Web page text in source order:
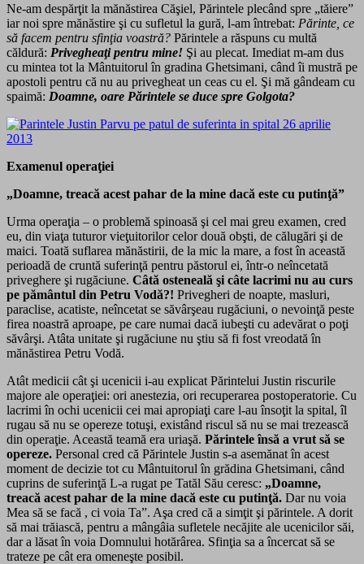
Ne-am despărţit la mănăstirea Căşiel, Părintele plecând spre „tăiere”
iar noi spre mănăstire şi cu sufletul la gură, l-am întrebat: Părinte, ce
să facem pentru sfinţia voastră? Părintele a răspuns cu multă
căldură: Privegheaţi pentru mine! Şi au plecat. Imediat m-am dus
cu mintea tot la Mântuitorul în gradina Ghetsimani, când îi mustră pe
apostoli pentru că nu au privegheat un ceas cu el. Şi mă gândeam cu
spaimă: Doamne, oare Părintele se duce spre Golgota?
Examenul operaţiei
„Doamne, treacă acest pahar de la mine dacă este cu putinţă”
Urma operaţia – o problemă spinoasă şi cel mai greu examen, cred
eu, din viaţa tuturor vieţuitorilor celor două obşti, de călugări şi de
maici. Toată suflarea mănăstirii, de la mic la mare, a fost în această
perioadă de cruntă suferinţă pentru păstorul ei, într-o neîncetată
priveghere şi rugăciune. Câtă osteneală şi câte lacrimi nu au curs
pe pământul din Petru Vodă?! Privegheri de noapte, masluri,
paraclise, acatiste, neîncetat se săvârşeau rugăciuni, o nevoinţă peste
firea noastră aproape, pe care numai dacă iubeşti cu adevărat o poţi
săvârşi. Atâta unitate şi rugăciune nu ştiu să fi fost vreodată în
mănăstirea Petru Vodă.
Atât medicii cât şi ucenicii i-au explicat Părintelui Justin riscurile
majore ale operaţiei: ori anestezia, ori recuperarea postoperatorie. Cu
lacrimi în ochi ucenicii cei mai apropiaţi care l-au însoţit la spital, îl
rugau să nu se opereze totuşi, existând riscul să nu se mai trezească
din operaţie. Această teamă era uriaşă. Părintele însă a vrut să se
opereze. Personal cred că Părintele Justin s-a asemănat în acest
moment de decizie tot cu Mântuitorul în grădina Ghetsimani, când
cuprins de suferinţă L-a rugat pe Tatăl Său ceresc: „Doamne,
treacă acest pahar de la mine dacă este cu putinţă. Dar nu voia
Mea să se facă , ci voia Ta”. Aşa cred că a simţit şi părintele. A dorit
să mai trăiască, pentru a mângâia sufletele necăjite ale ucenicilor săi,
dar a lăsat în voia Domnului hotărârea. Sfinţia sa a încercat să se
trateze pe cât era omeneşte posibil.